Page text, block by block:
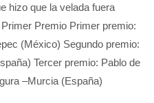
hizo que la velada fuera
Premio Primer premio:
(México) Segundo premio:
Tercer premio: Pablo de
–Murcia (España)